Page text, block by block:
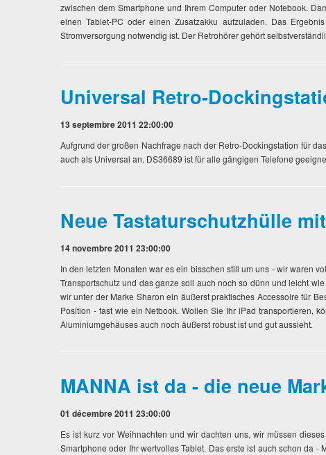
zwischen dem Smartphone und Ihrem Computer oder Notebook.
einen Tablet-PC oder einen Zusatzakku aufzuladen. Das
Stromversorgung notwendig ist. Der Retrohörer gehört
Universal Retro-
13 septembre 2011 22:00:00
Aufgrund der großen Nachfrage nach der Retro-Dockingstation für
auch als Universal an. DS36689 ist für alle gängigen Telefone
Neue Tastaturschutzhülle
14 novembre 2011 23:00:00
In den letzten Monaten war es ein bisschen still um uns - wir waren
Transportschutz und das ganze soll auch noch so dünn und leicht
wir unter der Marke Sharon ein äußerst praktisches Accessoire für
Position - fast wie ein Netbook. Wollen Sie Ihr iPad transportieren,
Aluminiumgehäuses auch noch äußerst robust ist und gut aussieht.
MANNA ist da - die neue
01 décembre 2011 23:00:00
Es ist kurz vor Weihnachten und wir dachten uns, wir müssen
Smartphone oder Ihr wertvolles Tablet. Das erste ist auch schon da